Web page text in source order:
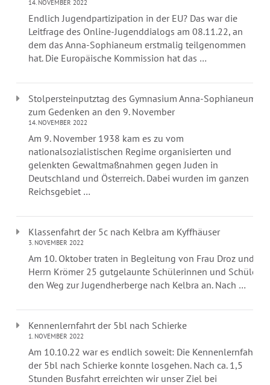
14. NOVEMBER 2022
Endlich Jugendpartizipation in der EU? Das war die
Leitfrage des Online-Jugenddialogs am 08.11.22, an
dem das Anna-Sophianeum erstmalig teilgenommen
hat. Die Europäische Kommission hat das …
Stolpersteinputztag des Gymnasium Anna-Sophianeum
zum Gedenken an den 9. November
14. NOVEMBER 2022
Am 9. November 1938 kam es zu vom
nationalsozialistischen Regime organisierten und
gelenkten Gewaltmaßnahmen gegen Juden in
Deutschland und Österreich. Dabei wurden im ganzen
Reichsgebiet …
Klassenfahrt der 5c nach Kelbra am Kyffhäuser
3. NOVEMBER 2022
Am 10. Oktober traten in Begleitung von Frau Droz und
Herrn Krömer 25 gutgelaunte Schülerinnen und Schüler
den Weg zur Jugendherberge nach Kelbra an. Nach …
Kennenlernfahrt der 5bl nach Schierke
1. NOVEMBER 2022
Am 10.10.22 war es endlich soweit: Die Kennenlernfahrt
der 5bl nach Schierke konnte losgehen. Nach ca. 1,5
Stunden Busfahrt erreichten wir unser Ziel bei